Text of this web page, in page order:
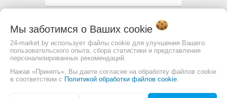
Мы заботимся о Ваших cookie
24-market.by использует файлы cookie для улучшения Вашего
пользовательского опыта, сбора статистики и представления
персонализированных рекомендаций.
Нажав «Принять», Вы даете согласие на обработку файлов cookie
в соответствии с Политикой обработки файлов cookie.